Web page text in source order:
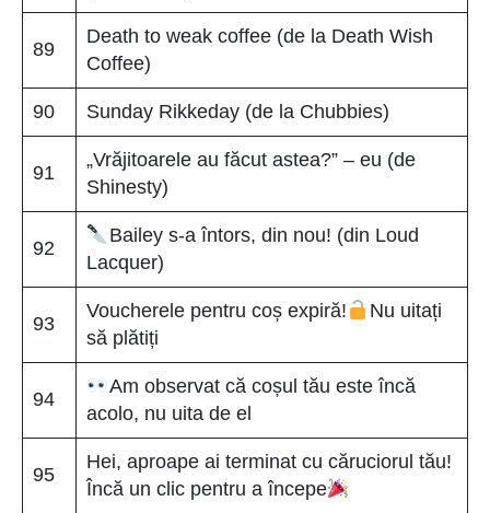
89
Death to weak coffee (de la Death Wish
Coffee)
90 Sunday Rikkeday (de la Chubbies)
91
„Vrăjitoarele au făcut astea?” – eu (de
Shinesty)
92
Bailey s-a întors, din nou! (din Loud
Lacquer)
93
Voucherele pentru coș expiră!
Nu uitați
să plătiți
94
Am observat că coșul tău este încă
acolo, nu uita de el
95
Hei, aproape ai terminat cu căruciorul tău!
Încă un clic pentru a începe